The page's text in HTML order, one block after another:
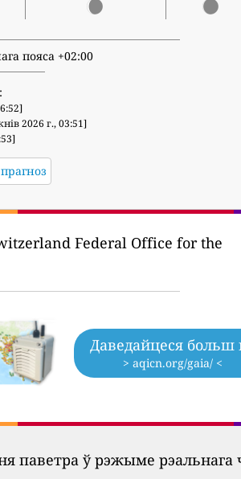
пояса +02:00
2026 г., 03:51]
Federal Office for the
Даведайцеся больш
> aqicn.org/gaia/ <
паветра ў рэжыме